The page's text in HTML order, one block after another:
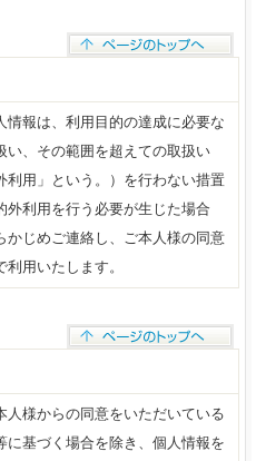
情報は、利用目的の達成に必要な
い、その範囲を超えての取扱い
利用」という。）を行わない措置
外利用を行う必要が生じた場合
かじめご連絡し、ご本人様の同意
用いたします。
人様からの同意をいただいている
に基づく場合を除き、個人情報を